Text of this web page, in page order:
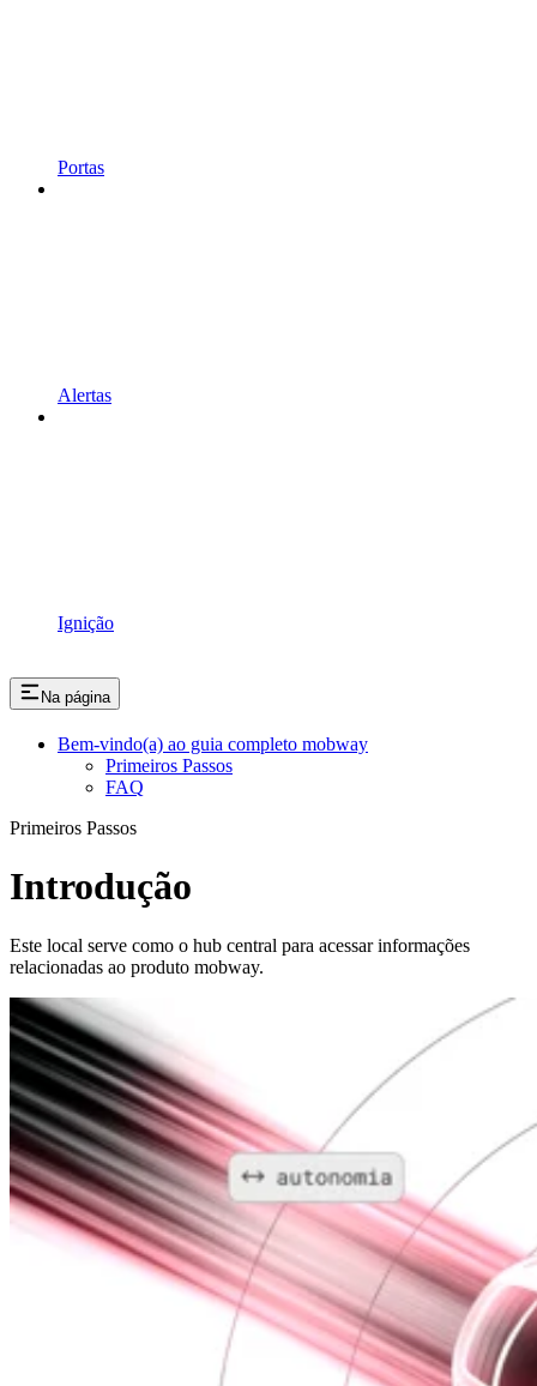
Portas
Alertas
Ignição
Na página
Bem-vindo(a) ao guia completo mobway
Primeiros Passos
FAQ
Primeiros Passos
Introdução
Este local serve como o hub central para acessar informações
relacionadas ao produto mobway.